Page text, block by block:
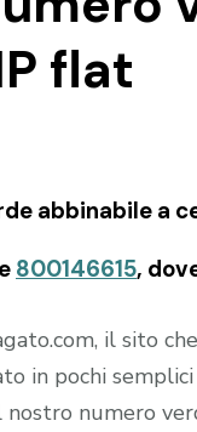
flat
abbinabile a
800146615,
il sito
in pochi
numero